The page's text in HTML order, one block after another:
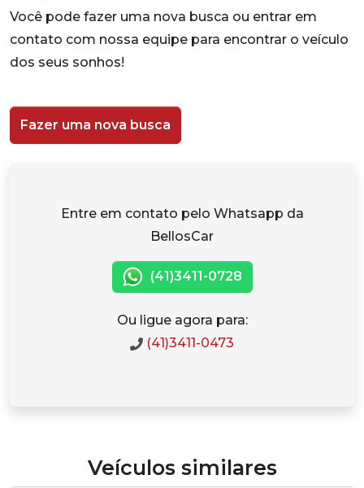
Você pode fazer uma nova busca ou entrar em
contato com nossa equipe para encontrar o veículo
dos seus sonhos!
Fazer uma nova busca
Entre em contato pelo Whatsapp da
BellosCar
(41)3411-0728
Ou ligue agora para:
(41)3411-0473
Veículos similares